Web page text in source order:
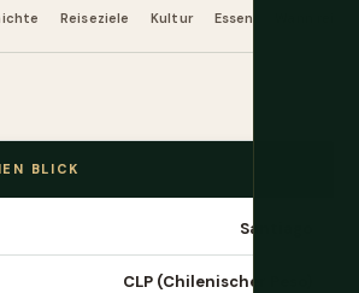
Reiseziele Kultur Essen
BLICK
Santiago
CLP (Chilenischer Peso)